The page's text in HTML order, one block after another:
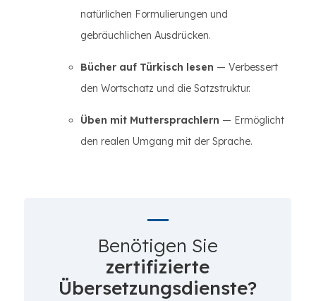
natürlichen Formulierungen und
gebräuchlichen Ausdrücken.
Bücher auf Türkisch lesen — Verbessert
den Wortschatz und die Satzstruktur.
Üben mit Muttersprachlern — Ermöglicht
den realen Umgang mit der Sprache.
Benötigen Sie
zertifizierte
Übersetzungsdienste?